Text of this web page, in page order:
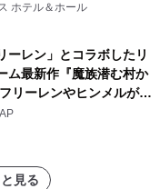
ホテル＆ホール
ーレン」とコラボしたリ
ム最新作『魔族潜む村か
リーレンやヒンメルが武
を見据える描き下ろしメ
ル公開
見る